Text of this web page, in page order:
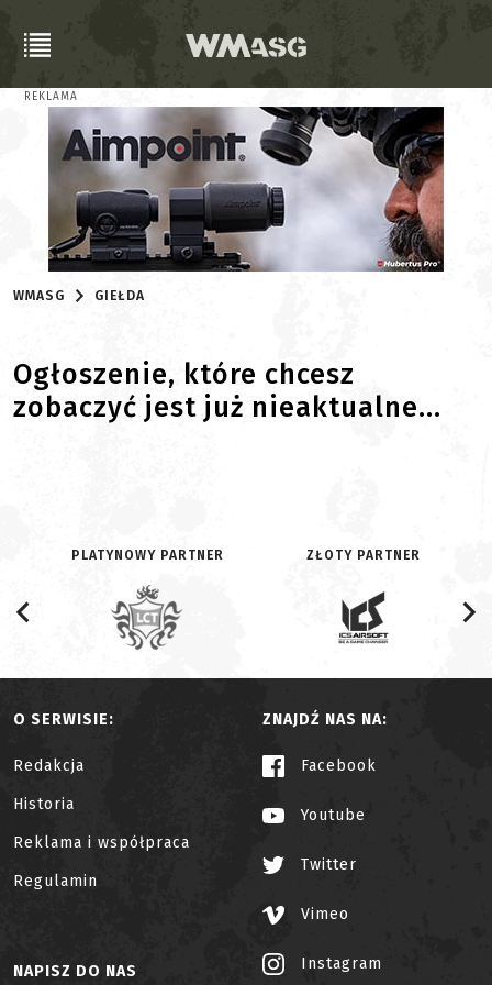
REKLAMA
WMASG GIEŁDA
Ogłoszenie, które chcesz
zobaczyć jest już nieaktualne...
PLATYNOWY PARTNER ZŁOTY PARTNER
O SERWISIE:
Redakcja
Historia
Reklama i współpraca
Regulamin
ZNAJDŹ NAS NA:
Facebook
Youtube
Twitter
Vimeo
Instagram
NAPISZ DO NAS